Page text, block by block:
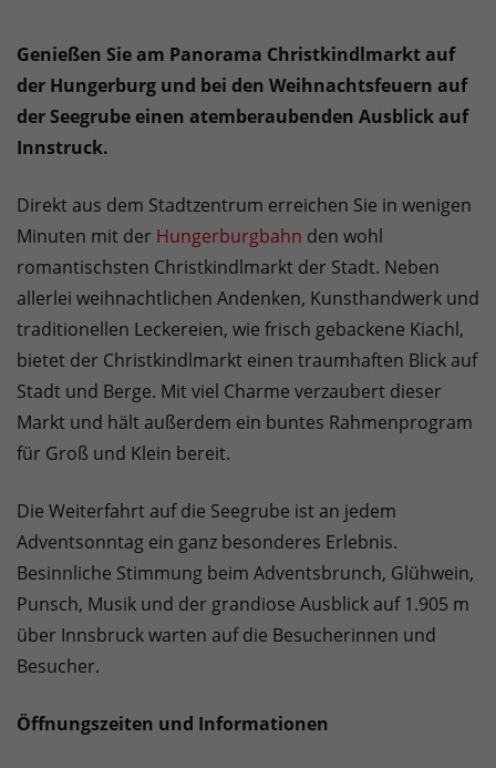
Genießen Sie am Panorama Christkindlmarkt auf
der Hungerburg und bei den Weihnachtsfeuern auf
der Seegrube einen atemberaubenden Ausblick auf
Innstruck.
Direkt aus dem Stadtzentrum erreichen Sie in wenigen
Minuten mit der Hungerburgbahn den wohl
romantischsten Christkindlmarkt der Stadt. Neben
allerlei weihnachtlichen Andenken, Kunsthandwerk und
traditionellen Leckereien, wie frisch gebackene Kiachl,
bietet der Christkindlmarkt einen traumhaften Blick auf
Stadt und Berge. Mit viel Charme verzaubert dieser
Markt und hält außerdem ein buntes Rahmenprogram
für Groß und Klein bereit.
Die Weiterfahrt auf die Seegrube ist an jedem
Adventsonntag ein ganz besonderes Erlebnis.
Besinnliche Stimmung beim Adventsbrunch, Glühwein,
Punsch, Musik und der grandiose Ausblick auf 1.905 m
über Innsbruck warten auf die Besucherinnen und
Besucher.
Öffnungszeiten und Informationen